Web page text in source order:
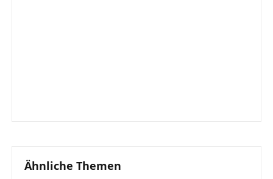
Ähnliche Themen